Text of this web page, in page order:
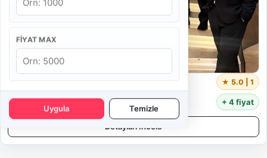
FIYAT MAX
Uygula Temizle
★ 5.0 | 1
105.000 TL + 4 fiyat
Detayları İncele